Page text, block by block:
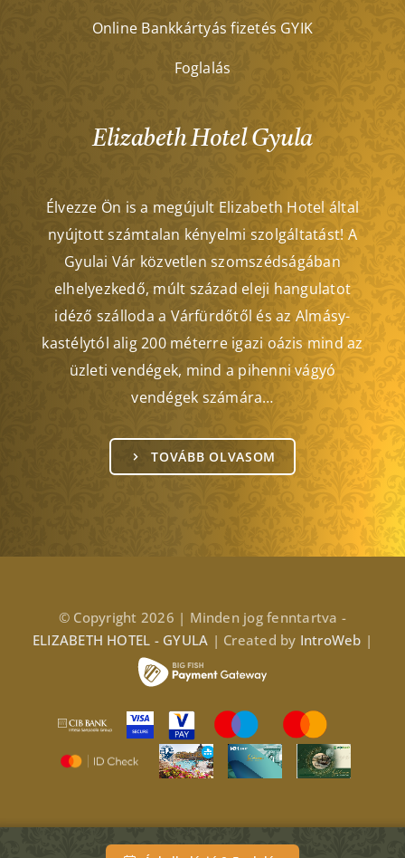
Online Bankkártyás fizetés GYIK
Foglalás
Elizabeth Hotel Gyula
Élvezze Ön is a megújult Elizabeth Hotel által
nyújtott számtalan kényelmi szolgáltatást! A
Gyulai Vár közvetlen szomszédságában
elhelyezkedő, múlt század eleji hangulatot
idéző szálloda a Várfürdőtől és az Almásy-
kastélytól alig 200 méterre igazi oázis mind az
üzleti vendégek, mind a pihenni vágyó
vendégek számára…
TOVÁBB OLVASOM
© Copyright 2026 | Minden jog fenntartva -
ELIZABETH HOTEL - GYULA | Created by IntroWeb |